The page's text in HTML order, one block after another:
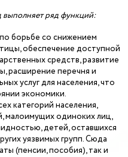
ряд функций:
борьбе со снижением
обеспечение доступной
средств, развитие
расширение перечня и
услуг для населения, что
экономики.
категорий населения,
малоимущих одиноких лиц,
детей, оставшихся
уязвимых групп. Сюда
(пенсии, пособия), так и